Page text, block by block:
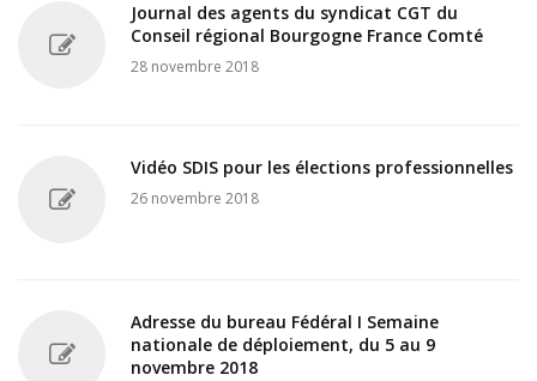
Journal des agents du syndicat CGT du
Conseil régional Bourgogne France Comté
28 novembre 2018
Vidéo SDIS pour les élections professionnelles
26 novembre 2018
Adresse du bureau Fédéral I Semaine
nationale de déploiement, du 5 au 9
novembre 2018